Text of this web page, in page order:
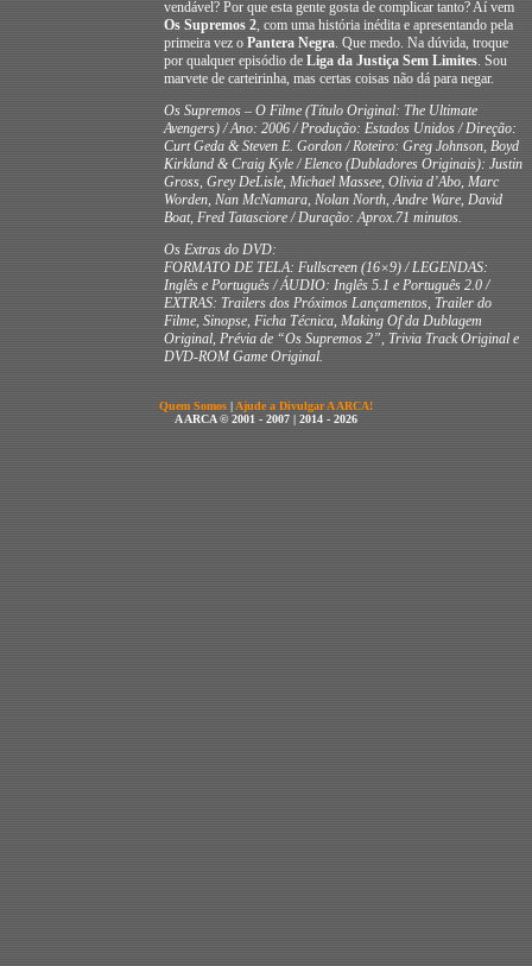
vendável? Por que esta gente gosta de complicar tanto? Aí vem
Os Supremos 2, com uma história inédita e apresentando pela
primeira vez o Pantera Negra. Que medo. Na dúvida, troque
por qualquer episódio de Liga da Justiça Sem Limites. Sou
marvete de carteirinha, mas certas coisas não dá para negar.
Os Supremos – O Filme (Título Original: The Ultimate
Avengers) / Ano: 2006 / Produção: Estados Unidos / Direção:
Curt Geda & Steven E. Gordon / Roteiro: Greg Johnson, Boyd
Kirkland & Craig Kyle / Elenco (Dubladores Originais): Justin
Gross, Grey DeLisle, Michael Massee, Olivia d’Abo, Marc
Worden, Nan McNamara, Nolan North, Andre Ware, David
Boat, Fred Tatasciore / Duração: Aprox.71 minutos.
Os Extras do DVD:
FORMATO DE TELA: Fullscreen (16×9) / LEGENDAS:
Inglês e Português / ÁUDIO: Inglês 5.1 e Português 2.0 /
EXTRAS: Trailers dos Próximos Lançamentos, Trailer do
Filme, Sinopse, Ficha Técnica, Making Of da Dublagem
Original, Prévia de “Os Supremos 2”, Trivia Track Original e
DVD-ROM Game Original.
Quem Somos | Ajude a Divulgar A ARCA!
A ARCA © 2001 - 2007 | 2014 - 2026